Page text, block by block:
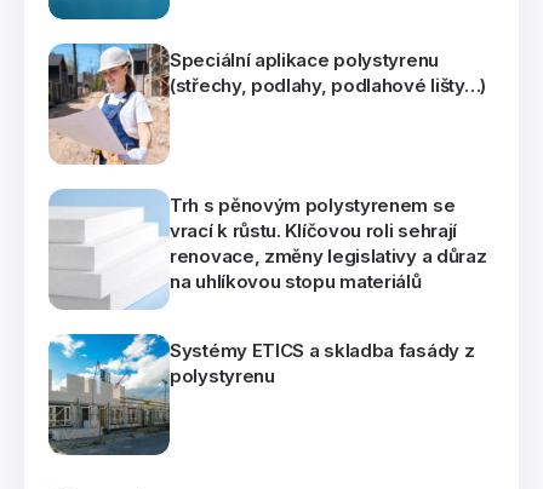
Speciální aplikace polystyrenu
(střechy, podlahy, podlahové lišty…)
Trh s pěnovým polystyrenem se
vrací k růstu. Klíčovou roli sehrají
renovace, změny legislativy a důraz
na uhlíkovou stopu materiálů
Systémy ETICS a skladba fasády z
polystyrenu